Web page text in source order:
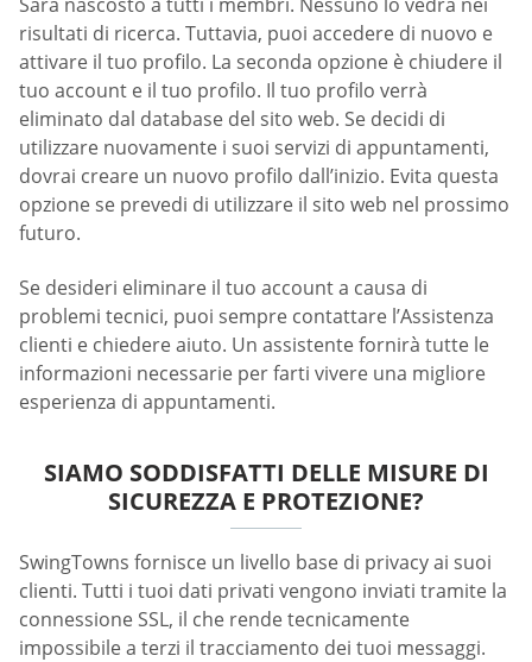
Sarà nascosto a tutti i membri. Nessuno lo vedrà nei
risultati di ricerca. Tuttavia, puoi accedere di nuovo e
attivare il tuo profilo. La seconda opzione è chiudere il
tuo account e il tuo profilo. Il tuo profilo verrà
eliminato dal database del sito web. Se decidi di
utilizzare nuovamente i suoi servizi di appuntamenti,
dovrai creare un nuovo profilo dall’inizio. Evita questa
opzione se prevedi di utilizzare il sito web nel prossimo
futuro.
Se desideri eliminare il tuo account a causa di
problemi tecnici, puoi sempre contattare l’Assistenza
clienti e chiedere aiuto. Un assistente fornirà tutte le
informazioni necessarie per farti vivere una migliore
esperienza di appuntamenti.
SIAMO SODDISFATTI DELLE MISURE DI
SICUREZZA E PROTEZIONE?
SwingTowns fornisce un livello base di privacy ai suoi
clienti. Tutti i tuoi dati privati vengono inviati tramite la
connessione SSL, il che rende tecnicamente
impossibile a terzi il tracciamento dei tuoi messaggi.